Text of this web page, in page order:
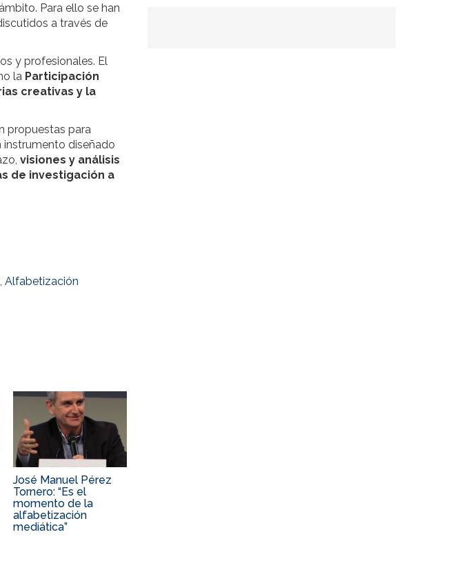
Para ello se han
a través de
y profesionales. El
la Participación
creativas y la
propuestas para
instrumento diseñado
visiones y análisis
de investigación a
, Alfabetización
José Manuel Pérez
Tornero: “Es el
momento de la
alfabetización
mediática”